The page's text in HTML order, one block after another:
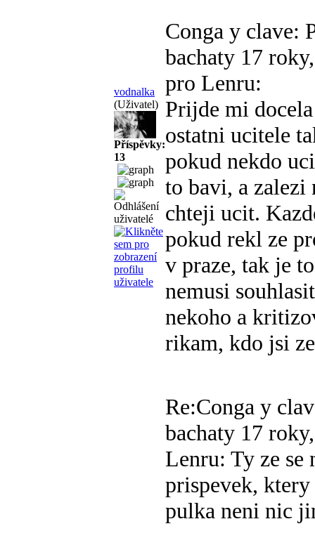
vodnalka
(Uživatel)
Příspěvky:
13
Conga y clave:
bachaty 17
pro Lenru:
Prijde mi
ostatni ucitele
pokud nekdo
to bavi, a zalezi
chteji ucit.
pokud rekl ze
v praze, tak je
nemusi
nekoho a
rikam, kdo jsi
Re:Conga y
bachaty 17
Lenru: Ty ze se
prispevek,
pulka neni nic